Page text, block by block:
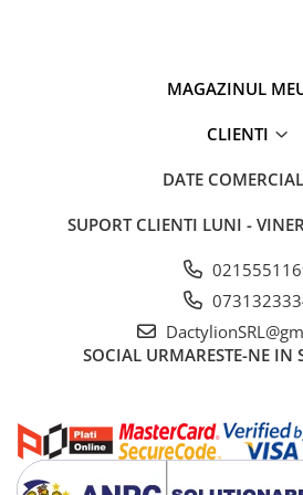
MAGAZINUL
CLIENTI
DATE
SUPORT CLIENTI LUNI -
SOCIAL URMARESTE-NE IN